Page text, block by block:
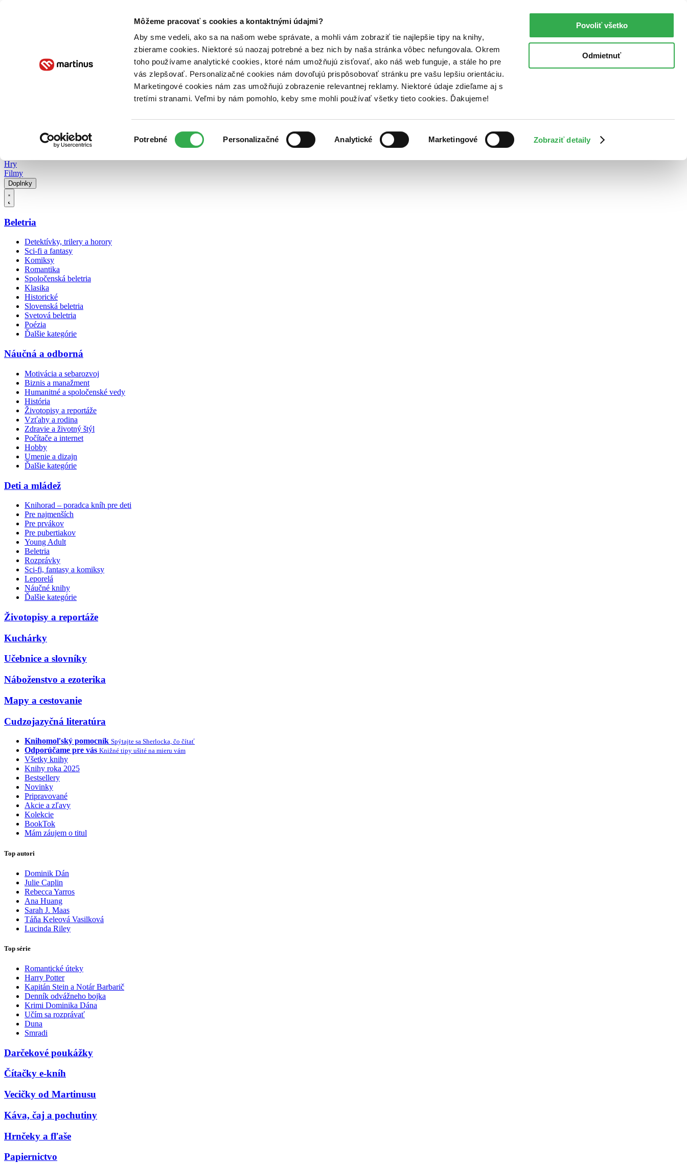
Môžeme pracovať s cookies a kontaktnými údajmi?
Aby sme vedeli, ako sa na našom webe správate, a mohli vám zobraziť tie najlepšie tipy na knihy,
zbierame cookies. Niektoré sú naozaj potrebné a bez nich by naša stránka vôbec nefungovala. Okrem
toho používame analytické cookies, ktoré nám umožňujú zisťovať, ako náš web funguje, a stále ho pre
vás zlepšovať. Personalizačné cookies nám dovoľujú prispôsobovať stránku pre vašu lepšiu orientáciu.
Marketingové cookies nám zas umožňujú zobrazenie relevantnej reklamy. Niektoré údaje zdieľame aj s
tretími stranami. Veľmi by nám pomohlo, keby sme mohli používať všetky tieto cookies. Ďakujeme!
súhlasu
Potrebné Personalizačné Analytické Marketingové Zobraziť detaily
Povoliť všetko
Odmietnuť
Poukážky Kontakt
Hry
Filmy
Doplnky
Beletria
Detektívky, trilery a horory
Sci-fi a fantasy
Komiksy
Romantika
Spoločenská beletria
Klasika
Historické
Slovenská beletria
Svetová beletria
Poézia
Ďalšie kategórie
Náučná a odborná
Motivácia a sebarozvoj
Biznis a manažment
Humanitné a spoločenské vedy
História
Životopisy a reportáže
Vzťahy a rodina
Zdravie a životný štýl
Počítače a internet
Hobby
Umenie a dizajn
Ďalšie kategórie
Deti a mládež
Knihorad – poradca kníh pre deti
Pre najmenších
Pre prvákov
Pre pubertiakov
Young Adult
Beletria
Rozprávky
Sci-fi, fantasy a komiksy
Leporelá
Náučné knihy
Ďalšie kategórie
Životopisy a reportáže
Kuchárky
Učebnice a slovníky
Náboženstvo a ezoterika
Mapy a cestovanie
Cudzojazyčná literatúra
Knihomoľský pomocník Spýtajte sa Sherlocka, čo čítať
Odporúčame pre vás Knižné tipy ušité na mieru vám
Všetky knihy
Knihy roka 2025
Bestsellery
Novinky
Pripravované
Akcie a zľavy
Kolekcie
BookTok
Mám záujem o titul
Top autori
Dominik Dán
Julie Caplin
Rebecca Yarros
Ana Huang
Sarah J. Maas
Táňa Keleová Vasilková
Lucinda Riley
Top série
Romantické úteky
Harry Potter
Kapitán Stein a Notár Barbarič
Denník odvážneho bojka
Krimi Dominika Dána
Učím sa rozprávať
Duna
Smradi
Darčekové poukážky
Čítačky e-kníh
Vecičky od Martinusu
Káva, čaj a pochutiny
Hrnčeky a fľaše
Papiernictvo